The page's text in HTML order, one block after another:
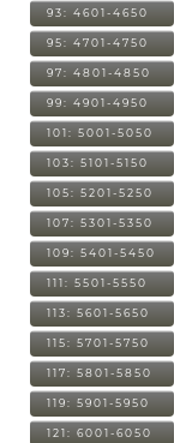
93: 4601-4650
95: 4701-4750
97: 4801-4850
99: 4901-4950
101: 5001-5050
103: 5101-5150
105: 5201-5250
107: 5301-5350
109: 5401-5450
111: 5501-5550
113: 5601-5650
115: 5701-5750
117: 5801-5850
119: 5901-5950
121: 6001-6050